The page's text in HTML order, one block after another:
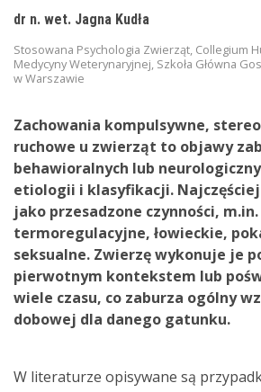
dr n. wet. Jagna Kudła
Stosowana Psychologia Zwierząt, Collegium
Medycyny Weterynaryjnej, Szkoła Główna
w Warszawie
Zachowania kompulsywne,
ruchowe u zwierząt to objawy
behawioralnych lub
etiologii i klasyfikacji.
jako przesadzone czynności,
termoregulacyjne, łowieckie,
seksualne. Zwierzę wykonuje je
pierwotnym kontekstem lub
wiele czasu, co zaburza ogólny
dobowej dla danego gatunku.
W literaturze opisywane są